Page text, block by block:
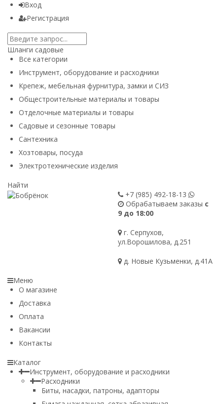
Вход
Регистрация
Шланги садовые
Все категории
Инструмент, оборудование и расходники
Крепеж, мебельная фурнитура, замки и СИЗ
Общестроительные материалы и товары
Отделочные материалы и товары
Садовые и сезонные товары
Сантехника
Хозтовары, посуда
Электротехнические изделия
Найти
+7 (985) 492-18-13
Обрабатываем заказы с
9 до 18:00
г. Серпухов,
ул.Ворошилова, д.251
д. Новые Кузьменки, д.41А
Меню
О магазине
Доставка
Оплата
Вакансии
Контакты
Каталог
Инструмент, оборудование и расходники
Расходники
Биты, насадки, патроны, адапторы